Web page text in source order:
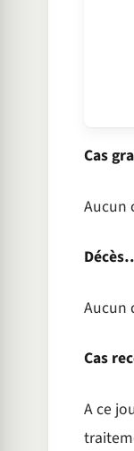
Cas
Aucun
Aucun
Cas
A ce